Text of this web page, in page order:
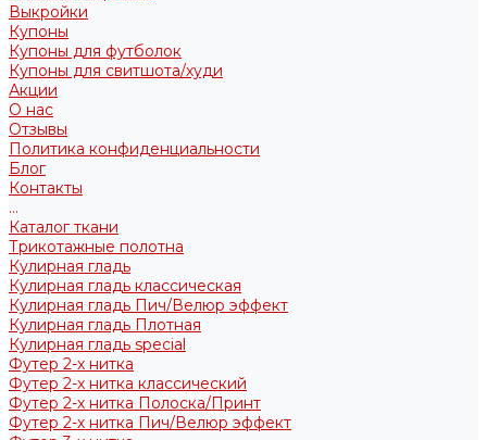
Выкройки
Купоны
Купоны для футболок
Купоны для свитшота/худи
Акции
О нас
Отзывы
Политика конфиденциальности
Блог
Контакты
...
Каталог ткани
Трикотажные полотна
Кулирная гладь
Кулирная гладь классическая
Кулирная гладь Пич/Велюр эффект
Кулирная гладь Плотная
Кулирная гладь special
Футер 2-х нитка
Футер 2-х нитка классический
Футер 2-х нитка Полоска/Принт
Футер 2-х нитка Пич/Велюр эффект